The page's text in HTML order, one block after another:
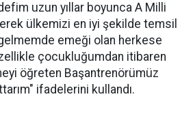
uzun yıllar boyunca A Milli
ülkemizi en iyi şekilde temsil
emeği olan herkese
çocukluğumdan itibaren
öğreten Başantrenörümüz
ifadelerini kullandı.